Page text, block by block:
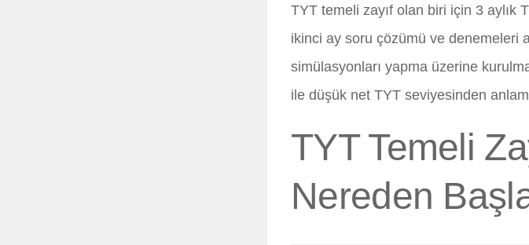
TYT temeli zayıf olan biri için 3 aylık
ikinci ay soru çözümü ve denemeleri
simülasyonları yapma üzerine
ile düşük net TYT seviyesinden
TYT Temeli
Nereden